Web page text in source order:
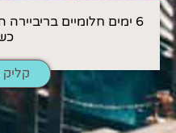
6 ימים חלומיים